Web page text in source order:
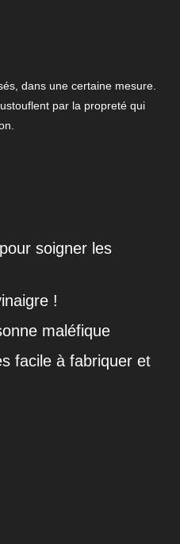
dans une certaine mesure.
par la propreté qui
soigner les
!
maléfique
facile à fabriquer et